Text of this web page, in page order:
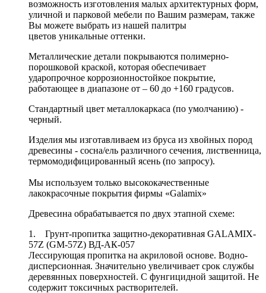
возможность изготовления малых архитектурных форм,
уличной и парковой мебели по Вашим размерам, также
Вы можете выбрать из нашей палитры
цветов уникальные оттенки.
Металлические детали покрываются полимерно-
порошковой краской, которая обеспечивает
ударопрочное коррозионностойкое покрытие,
работающее в диапазоне от – 60 до +160 градусов.
Стандартный цвет металлокаркаса (по умолчанию) -
черный.
Изделия мы изготавливаем из бруса из хвойных пород
древесины - сосна/ель различного сечения, лиственница,
термомодифицированный ясень (по запросу).
Мы используем только высококачественные
лакокрасочные покрытия фирмы «Galamix»
Древесина обрабатывается по двух этапной схеме:
1. Грунт-пропитка защитно-декоративная GALAMIX-
57Z (GM-57Z) ВД-АК-057
Лессирующая пропитка на акриловой основе. Водно-
дисперсионная. Значительно увеличивает срок службы
деревянных поверхностей. С фунгицидной защитой. Не
содержит токсичных растворителей.